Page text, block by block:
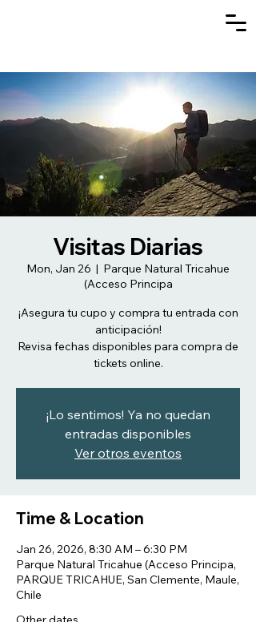
Visitas Diarias
Mon, Jan 26
  |
Parque Natural Tricahue
(Acceso Principa
¡Asegura tu cupo y compra tu entrada con
anticipación!
Revisa fechas disponibles para compra de
tickets online.
¡Lo sentimos! Ya no quedan
entradas disponibles
Ver otros eventos
Time & Location
Jan 26, 2026, 8:30 AM – 6:30 PM
Parque Natural Tricahue (Acceso Principa,
PARQUE TRICAHUE, San Clemente, Maule,
Chile